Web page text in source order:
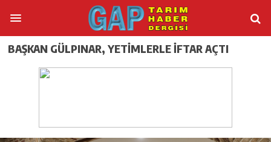
BAŞKAN GÜLPINAR, YETİMLERLE İFTAR AÇTI